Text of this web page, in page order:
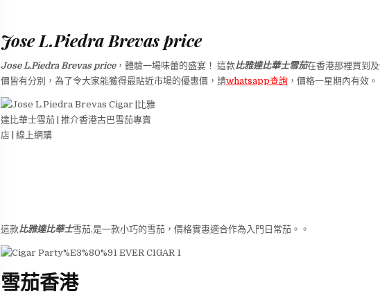
Jose L.Piedra Brevas price
Jose L.Piedra Brevas price，體驗一場味蕾的盛宴！ 這款比雅達比華士雪茄在香港那裡買到
價皆有分別，為了令大家能獲得最貼近市場的優惠價，請whatsapp查詢，價格一星期內有效。
這款比雅達比華士雪茄,是一款小巧的雪茄，價格實惠適合作為入門日常茄。。
雪茄香港